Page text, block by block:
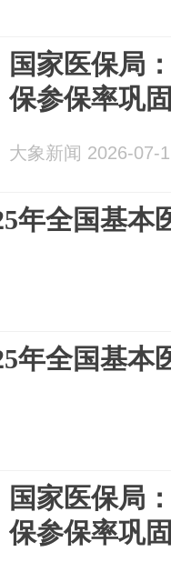
国家医保局
保参保率巩
大象新闻 2026-07-
年全国基本
年全国基本
国家医保局
保参保率巩